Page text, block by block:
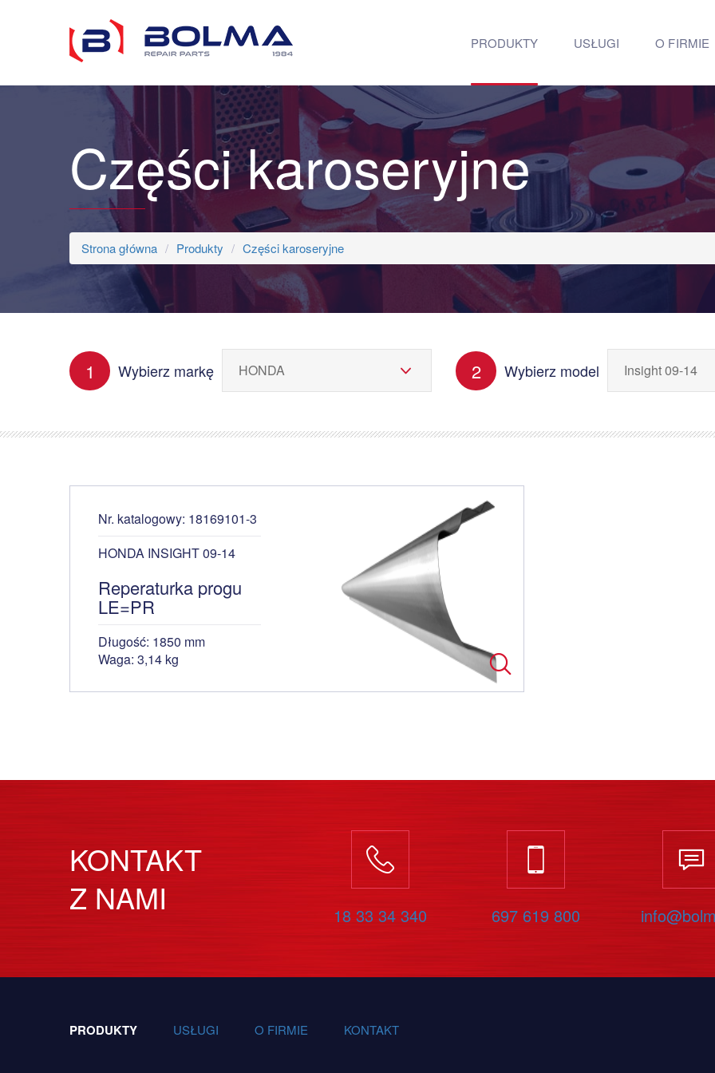
PRODUKTY USŁUGI O FIRMIE
Części karoseryjne
Strona główna Produkty Części karoseryjne
1 Wybierz markę 2 Wybierz model
Nr. katalogowy: 18169101-3
HONDA INSIGHT 09-14
Reperaturka progu
LE=PR
Długość: 1850 mm
Waga: 3,14 kg
KONTAKT
Z NAMI
18 33 34 340 697 619 800
PRODUKTY USŁUGI O FIRMIE KONTAKT